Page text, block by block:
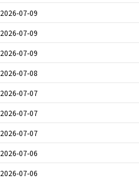
2026-07-09
2026-07-09
2026-07-09
2026-07-08
2026-07-07
2026-07-07
2026-07-07
2026-07-06
2026-07-06